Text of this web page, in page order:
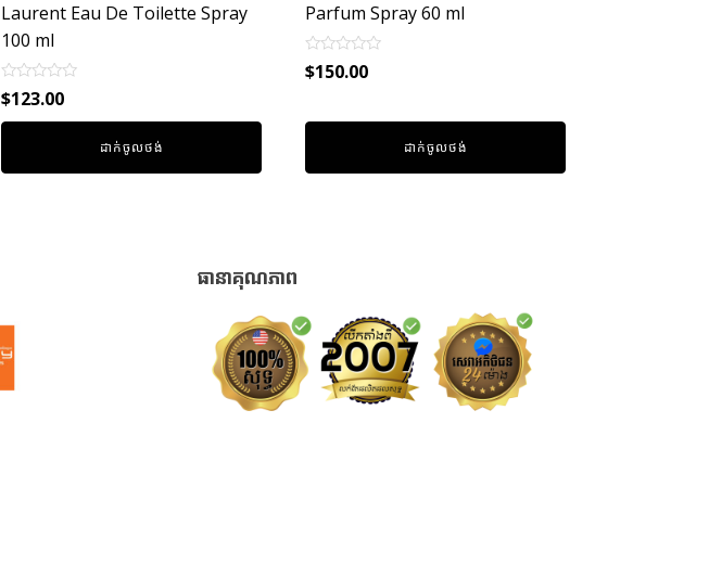
Laurent Eau De Toilette Spray
100 ml
Rated
0
out
$123.00
ដាក់ចូលថង់
Parfum Spray 60 ml
Rated
0
5
$150.00
ដាក់ចូលថង់
ធានាគុណភាព